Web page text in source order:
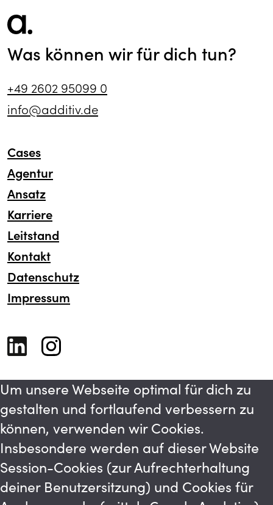
Was können wir für dich tun?
+49 2602 95099 0
info@additiv.de
Cases
Agentur
Ansatz
Karriere
Leitstand
Kontakt
Datenschutz
Impressum
Um unsere Webseite optimal für dich zu
gestalten und fortlaufend verbessern zu
können, verwenden wir Cookies.
Insbesondere werden auf dieser Website
Session-Cookies (zur Aufrechterhaltung
deiner Benutzersitzung) und Cookies für